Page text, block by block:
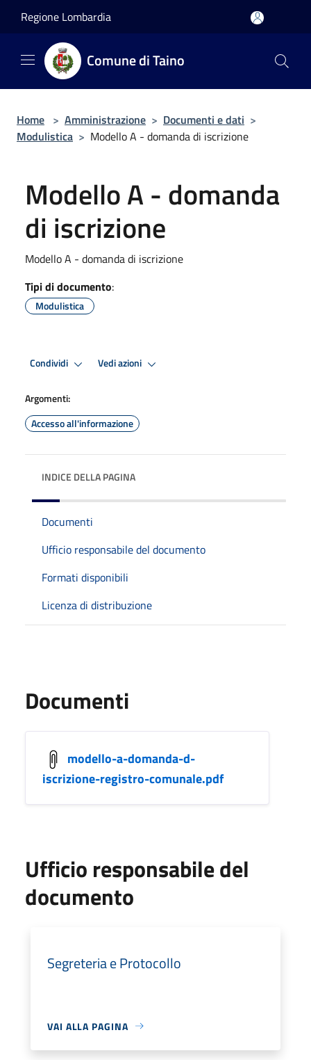
Regione Lombardia
Comune di Taino
Home > Amministrazione > Documenti e dati >
Modulistica > Modello A - domanda di iscrizione
Modello A - domanda
di iscrizione
Modello A - domanda di iscrizione
Tipi di documento:
Modulistica
Condividi Vedi azioni
Argomenti:
Accesso all'informazione
INDICE DELLA PAGINA
Documenti
Ufficio responsabile del documento
Formati disponibili
Licenza di distribuzione
Documenti
modello-a-domanda-d-
iscrizione-registro-comunale.pdf
Ufficio responsabile del
documento
Segreteria e Protocollo
VAI ALLA PAGINA